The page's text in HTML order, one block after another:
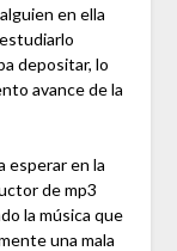
en ella
depositar, lo
avance de la
esperar en la
de mp3
la música que
una mala